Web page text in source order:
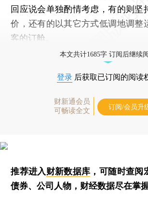
回应说会单独酌情考虑，有的则坚
价，还有的以其它方式低调地调整
客的订舱。
本文共计1685字 订阅后继续
登录 后获取已订阅的阅读
财新通会员
可畅读全文
订阅/会员升
推荐进入财新数据库 ，可随时查
债券、公司人物，财经数据尽在掌握